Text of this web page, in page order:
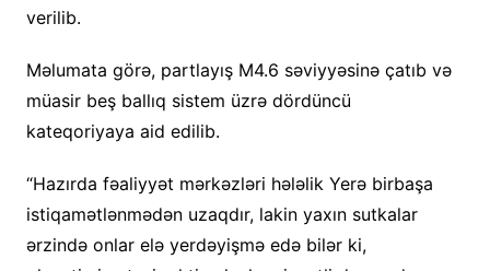
verilib.
Məlumata görə, partlayış M4.6 səviyyəsinə çatıb və
müasir beş ballıq sistem üzrə dördüncü
kateqoriyaya aid edilib.
“Hazırda fəaliyyət mərkəzləri hələlik Yerə birbaşa
istiqamətlənmədən uzaqdır, lakin yaxın sutkalar
ərzində onlar elə yerdəyişmə edə bilər ki,